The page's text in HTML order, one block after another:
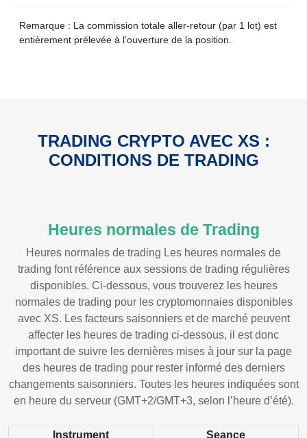
Remarque : La commission totale aller-retour (par 1 lot) est
entièrement prélevée à l’ouverture de la position.
TRADING CRYPTO AVEC XS :
CONDITIONS DE TRADING
Heures normales de Trading
Heures normales de trading Les heures normales de
trading font référence aux sessions de trading régulières
disponibles. Ci-dessous, vous trouverez les heures
normales de trading pour les cryptomonnaies disponibles
avec XS. Les facteurs saisonniers et de marché peuvent
affecter les heures de trading ci-dessous, il est donc
important de suivre les dernières mises à jour sur la page
des heures de trading pour rester informé des derniers
changements saisonniers. Toutes les heures indiquées sont
en heure du serveur (GMT+2/GMT+3, selon l’heure d’été).
Instrument Seance